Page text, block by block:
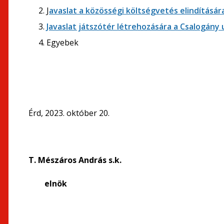
Javaslat a közösségi költségvetés
Javaslat játszótér létrehozására a Csalogány
Egyebek
Érd, 2023. október 20.
T. Mészáros András s.k.
elnök